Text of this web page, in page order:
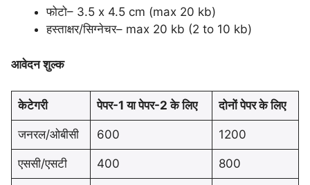
फोटो– 3.5 x 4.5 cm (max 20 kb)
हस्ताक्षर/सिग्नेचर– max 20 kb (2 to 10 kb)
आवेदन शुल्क
केटेगरी पेपर-1 या पेपर-2 के लिए दोनों पेपर के लिए
जनरल/ओबीसी 600 1200
एससी/एसटी 400 800